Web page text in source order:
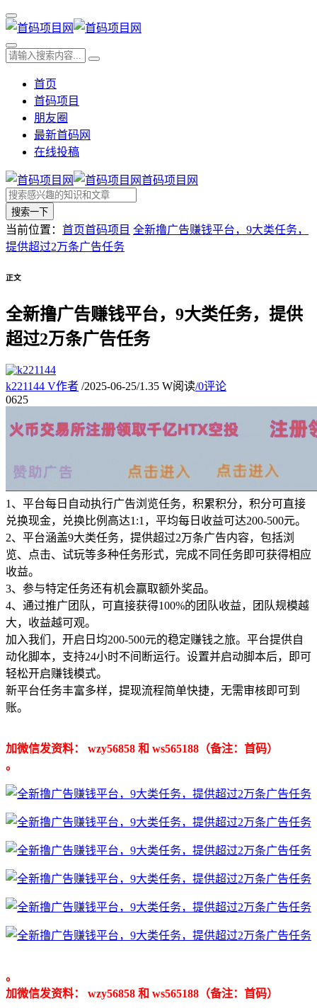
首页
首码项目
朋友圈
最新首码网
在线投稿
首码项目网
搜索一下
当前位置： 首页首码项目 全新撸广告赚钱平台，9大类任务，
提供超过2万条广告任务
正文
全新撸广告赚钱平台，9大类任务，提供
超过2万条广告任务
k221144 V作者 /2025-06-25/1.35 W阅读/0评论
0625
1、平台每日自动执行广告浏览任务，积累积分，积分可直接
兑换现金，兑换比例高达1:1，平均每日收益可达200-500元。
2、平台涵盖9大类任务，提供超过2万条广告内容，包括浏
览、点击、试玩等多种任务形式，完成不同任务即可获得相应
收益。
3、参与特定任务还有机会赢取额外奖品。
4、通过推广团队，可直接获得100%的团队收益，团队规模越
大，收益越可观。
加入我们，开启日均200-500元的稳定赚钱之旅。平台提供自
动化脚本，支持24小时不间断运行。设置并启动脚本后，即可
轻松开启赚钱模式。
新平台任务丰富多样，提现流程简单快捷，无需审核即可到
账。
加微信发资料： wzy56858 和 ws565188（备注：首码）
。
。
加微信发资料： wzy56858 和 ws565188（备注：首码）